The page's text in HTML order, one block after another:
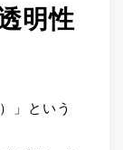
明性
」という